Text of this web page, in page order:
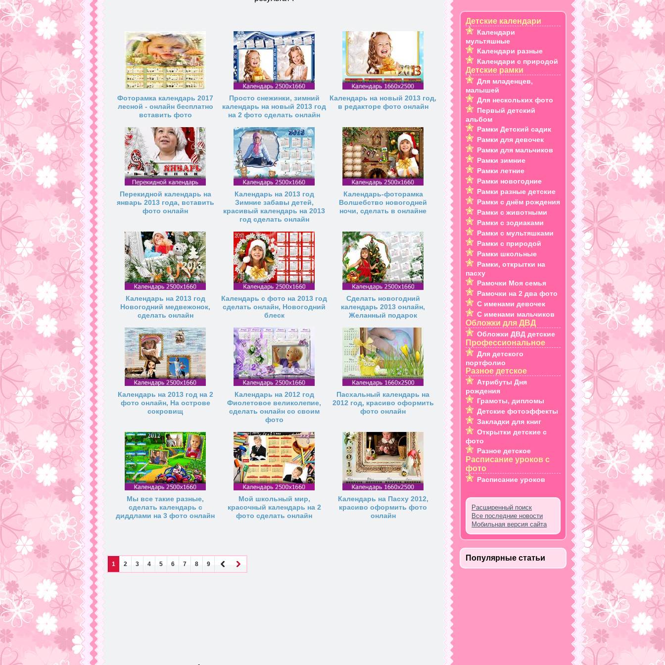
Фоторамка календарь 2017
лесной - онлайн бесплатно
вставить фото
Просто снежинки, зимний
календарь на новый 2013 год
на 2 фото сделать онлайн
Календарь на новый 2013 год,
в редакторе фото онлайн
Перекидной календарь на
январь 2013 года, вставить
фото онлайн
Календарь на 2013 год
Зимние забавы детей,
красивый календарь на 2013
год сделать онлайн
Календарь-фоторамка
Волшебство новогодней
ночи, сделать в онлайне
Календарь на 2013 год
Новогодний медвежонок,
сделать онлайн
Календарь с фото на 2013 год
сделать онлайн, Новогодний
блеск
Сделать новогодний
календарь 2013 онлайн,
Желанный подарок
Календарь на 2013 год на 2
фото онлайн, На острове
сокровищ
Календарь на 2012 год
Фиолетовое великолепие,
сделать онлайн со своим
фото
Пасхальный календарь на
2012 год, красиво оформить
фото онлайн
Мы все такие разные,
сделать календарь с
диддлами на 3 фото онлайн
Мой школьный мир,
красочный календарь на 2
фото сделать онлайн
Календарь на Пасху 2012,
красиво оформить фото
онлайн
1 2 3 4 5 6 7 8
9
Детские календари
Календари
мультяшные
Календари разные
Календари с природой
Детские рамки
Для младенцев,
малышей
Для нескольких фото
Первый детский
альбом
Рамки Детский садик
Рамки для девочек
Рамки для мальчиков
Рамки зимние
Рамки летние
Рамки новогодние
Рамки разные детские
Рамки с днём рождения
Рамки с животными
Рамки с зодиаками
Рамки с мультяшками
Рамки с природой
Рамки школьные
Рамки, открытки на
пасху
Рамочки Моя семья
Рамочки на 2 два фото
С именами девочек
С именами мальчиков
Обложки для ДВД
Обложки ДВД детские
Профессиональное
Для детского
портфолио
Разное детское
Атрибуты Дня
рождения
Грамоты, дипломы
Детские фотоэффекты
Закладки для книг
Открытки детские с
фото
Разное детское
Расписание уроков с
фото
Расписание уроков
Расширенный поиск
Все последние новости
Мобильная версия сайта
Популярные статьи